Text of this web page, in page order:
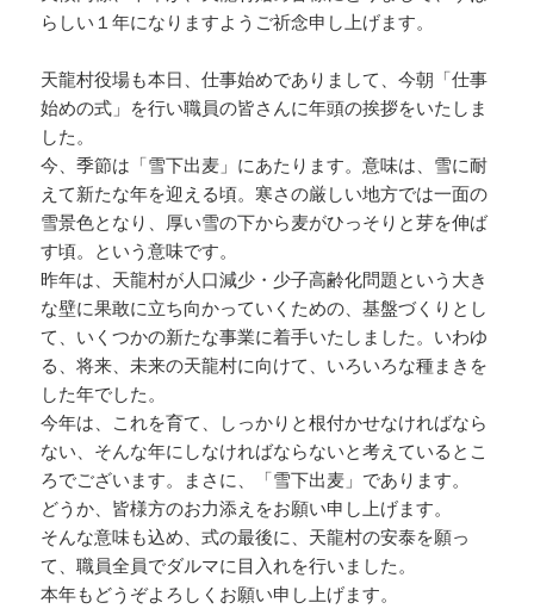
らしい１年になりますようご祈念申し上げます。
天龍村役場も本日、仕事始めでありまして、今朝「仕事
始めの式」を行い職員の皆さんに年頭の挨拶をいたしま
した。
今、季節は「雪下出麦」にあたります。意味は、雪に耐
えて新たな年を迎える頃。寒さの厳しい地方では一面の
雪景色となり、厚い雪の下から麦がひっそりと芽を伸ば
す頃。という意味です。
昨年は、天龍村が人口減少・少子高齢化問題という大き
な壁に果敢に立ち向かっていくための、基盤づくりとし
て、いくつかの新たな事業に着手いたしました。いわゆ
る、将来、未来の天龍村に向けて、いろいろな種まきを
した年でした。
今年は、これを育て、しっかりと根付かせなければなら
ない、そんな年にしなければならないと考えているとこ
ろでございます。まさに、「雪下出麦」であります。
どうか、皆様方のお力添えをお願い申し上げます。
そんな意味も込め、式の最後に、天龍村の安泰を願っ
て、職員全員でダルマに目入れを行いました。
本年もどうぞよろしくお願い申し上げます。